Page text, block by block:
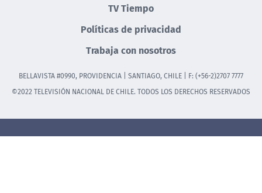
TV Tiempo
Políticas de privacidad
Trabaja con nosotros
BELLAVISTA #0990, PROVIDENCIA | SANTIAGO, CHILE | F: (+56-2)2707 7777
©2022 TELEVISIÓN NACIONAL DE CHILE. TODOS LOS DERECHOS RESERVADOS